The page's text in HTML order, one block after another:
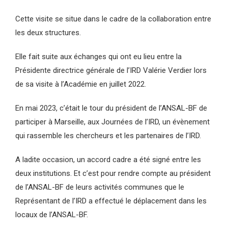
Cette visite se situe dans le cadre de la collaboration entre
les deux structures.
Elle fait suite aux échanges qui ont eu lieu entre la
Présidente directrice générale de l’IRD Valérie Verdier lors
de sa visite à l’Académie en juillet 2022.
En mai 2023, c’était le tour du président de l’ANSAL-BF de
participer à Marseille, aux Journées de l’IRD, un évènement
qui rassemble les chercheurs et les partenaires de l’IRD.
A ladite occasion, un accord cadre a été signé entre les
deux institutions. Et c’est pour rendre compte au président
de l’ANSAL-BF de leurs activités communes que le
Représentant de l’IRD a effectué le déplacement dans les
locaux de l’ANSAL-BF.